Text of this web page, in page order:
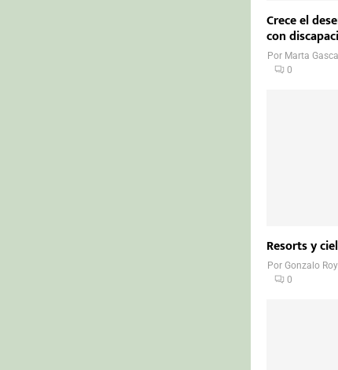
Crece el
con
Por Marta
0
Resorts y
PorGonzalo
0